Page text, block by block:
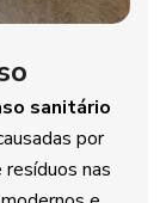
sanitário
por
nas